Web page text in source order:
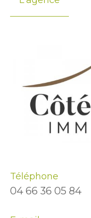
Téléphone
04 66 36 05 84